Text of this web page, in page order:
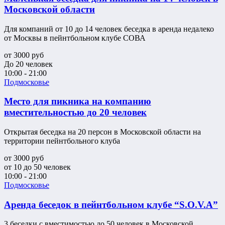
Московской области
Для компаний от 10 до 14 человек беседка в аренда недалеко
от Москвы в пейнтбольном клубе СОВА
от 3000 руб
До 20 человек
10:00 - 21:00
Подмосковье
Место для пикника на компанию
вместительностью до 20 человек
Открытая беседка на 20 персон в Московской области на
территории пейнтбольного клуба
от 3000 руб
от 10 до 50 человек
10:00 - 21:00
Подмосковье
Аренда беседок в пейнтбольном клубе “S.O.V.A”